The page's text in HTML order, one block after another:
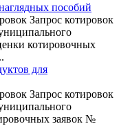
пособий
Запрос котировок
котировочных
для
Запрос котировок
заявок №